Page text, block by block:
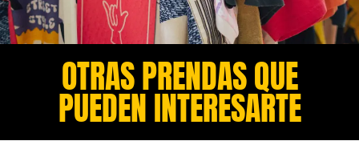
OTRAS PRENDAS QUE
PUEDEN INTERESARTE​